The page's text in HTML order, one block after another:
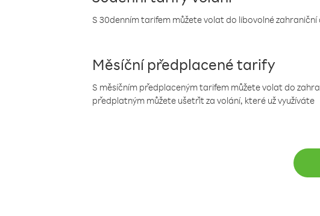
S 30denním tarifem můžete volat do libovolné zahraniční
Měsíční předplacené tarify
S měsíčním předplaceným tarifem můžete volat do
předplatným můžete ušetřit za volání, které už využíváte